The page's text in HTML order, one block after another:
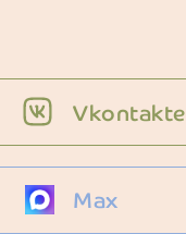
Max
Vkontakte